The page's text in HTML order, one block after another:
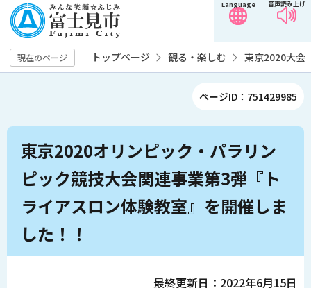
の
ペ
ー
音声読み上げ
Language
現在のページ トップページ 観る・楽しむ 東京2020大会
ページID：751429985
本
東京2020オリンピック・パラリン
ピック競技大会関連事業第3弾『ト
ライアスロン体験教室』を開催しま
した！！
最終更新日：2022年6月15日